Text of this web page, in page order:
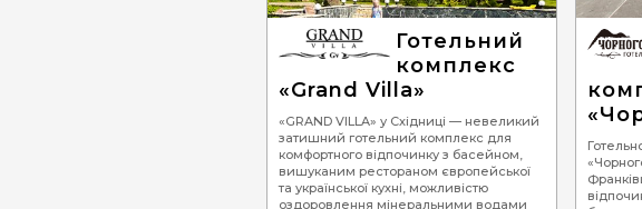
Якщо ж Ваш ритм життя та зайнятість вимагають постійно
Готелі в Карпатах: Ви підберете для себе саме той, який
Відпочинок у Карпатах є доступним для усіх. Наприклад, це
600-1200 грн/доба. Якщо Ви бажаєте, щоб Ваша відпустка
грн/доба. Професійний та гостинний персонал такого
проблем можете поїхати на
доступний відпочинок у Карпатах
Насправді ж, коли на Вас чекає декілька днів неймовірного
Відпочинок у Карпатах, Закарпатті
, подорож в гори
місця, де можна провести відпустку. Нехай Ваші мандри
котеджі, адже відпочинок у Карпатах – це декілька днів у раю.
Готельний
комплекс
«Grand Villa»
«GRAND VILLA» у Східниці — невеликий
затишний готельний комплекс для
комфортного відпочинку з басейном,
вишуканим рестораном європейської
та української кухні, можливістю
оздоровлення мінеральними водами